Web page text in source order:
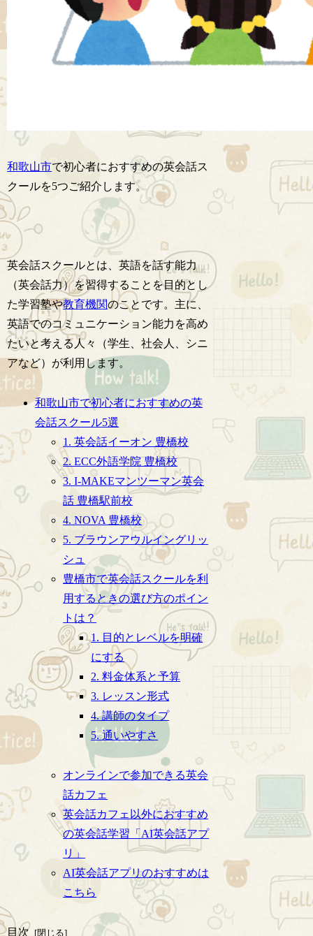
和歌山市で初心者におすすめの英会話ス
クールを5つご紹介します。
英会話スクールとは、英語を話す能力
（英会話力）を習得することを目的とし
た学習塾や教育機関のことです。主に、
英語でのコミュニケーション能力を高め
たいと考える人々（学生、社会人、シニ
アなど）が利用します。
和歌山市で初心者におすすめの英
会話スクール5選
1. 英会話イーオン 豊橋校
2. ECC外語学院 豊橋校
3. I-MAKEマンツーマン英会
話 豊橋駅前校
4. NOVA 豊橋校
5. ブラウンアウルイングリッ
シュ
豊橋市で英会話スクールを利
用するときの選び方のポイン
トは？
1. 目的とレベルを明確
にする
2. 料金体系と予算
3. レッスン形式
4. 講師のタイプ
5. 通いやすさ
オンラインで参加できる英会
話カフェ
英会話カフェ以外におすすめ
の英会話学習「AI英会話アプ
リ」
AI英会話アプリのおすすめは
こちら
目次